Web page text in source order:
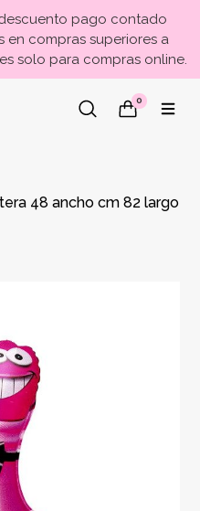
pago contado
en compras superiores a
solo para compras online.
0
48 ancho cm 82 largo